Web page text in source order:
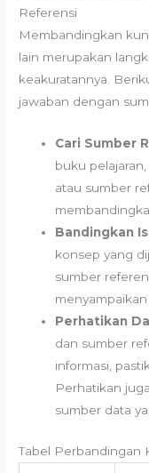
Referensi
Membandingkan
lain merupakan
keakuratannya.
jawaban dengan
Cari Sumber
buku
atau sumber
Bandingkan
konsep yang
sumber
Perhatikan
dan sumber
informasi,
Perhatikan
sumber data
Tabel Perbandingan